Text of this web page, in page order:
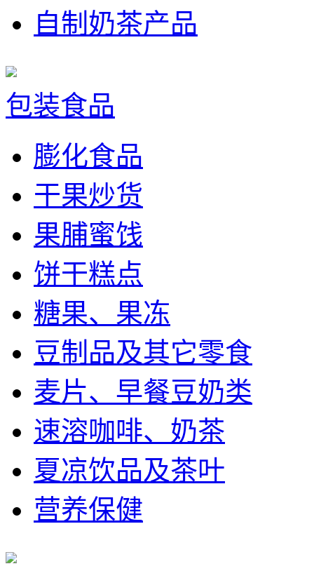
自制奶茶产品
包装食品
膨化食品
干果炒货
果脯蜜饯
饼干糕点
糖果、果冻
豆制品及其它零食
麦片、早餐豆奶类
速溶咖啡、奶茶
夏凉饮品及茶叶
营养保健